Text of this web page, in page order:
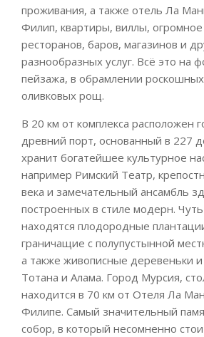
проживания, а также отель Ла
Филип, квартиры, виллы, огромное
ресторанов, баров, магазинов и
разнообразных услуг. Всё это на
пейзажа, в обрамлении
оливковых рощ.
В 20 км от комплекса расположен
древний порт, основанный в 227
хранит богатейшее культурное
например Римский Театр,
века и замечательный ансамбль
построенных в стиле модерн.
находятся плодородные
граничащие с полупустынной
а также живописные деревеньки
Тотана и Алама. Город Мурсия,
находится в 70 км от Отеля Ла
Филипе. Самый значительный
собор, в который несомненно